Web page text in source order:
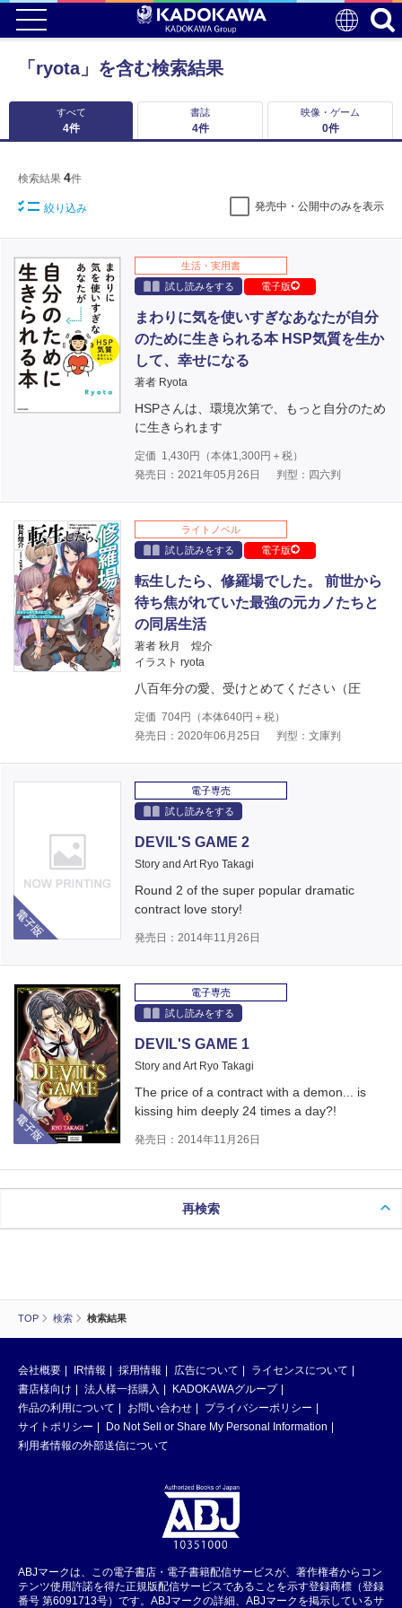
TOP 検索 検索結果
「ryota」を含む検索結果
すべて
4件
書誌
4件
映像・ゲーム
0件
検索結果 4件
絞り込み 発売中・公開中のみを表示
生活・実用書
試し読みをする
電子版
まわりに気を使いすぎなあなたが自分
のために生きられる本 HSP気質を生か
して、幸せになる
著者 Ryota
HSPさんは、環境次第で、もっと自分のため
に生きられます
定価 1,430円（本体1,300円＋税）
発売日：2021年05月26日
判型：四六判
ライトノベル
試し読みをする
電子版
転生したら、修羅場でした。 前世から
待ち焦がれていた最強の元カノたちと
の同居生活
著者 秋月 煌介
イラスト ryota
八百年分の愛、受けとめてください（圧
定価 704円（本体640円＋税）
発売日：2020年06月25日
判型：文庫判
電子専売
試し読みをする
DEVIL'S GAME 2
Story and Art Ryo Takagi
Round 2 of the super popular dramatic
contract love story!
発売日：2014年11月26日
電子版
電子専売
試し読みをする
DEVIL'S GAME 1
Story and Art Ryo Takagi
The price of a contract with a demon... is
kissing him deeply 24 times a day?!
発売日：2014年11月26日
再検索
会社概要 IR情報 採用情報 広告について
ライセンスについて
書店様向け
法人様一括購入
KADOKAWAグループ
作品の利用について
お問い合わせ
プライバシーポリシー
サイトポリシー
Do Not Sell or Share My Personal Information
利用者情報の外部送信について
ABJマークは、この電子書店・電子書籍配信サービスが、著作権者からコン
テンツ使用許諾を得た正規版配信サービスであることを示す登録商標（登録
番号 第6091713号）です。ABJマークの詳細、ABJマークを掲示しているサ